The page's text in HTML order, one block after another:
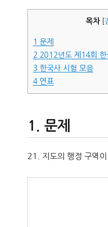
자
목차
1 문제
2 2012년도 제14회 한
3 한국사 시험 모음
4 연표
문제
21. 지도의 행정 구역